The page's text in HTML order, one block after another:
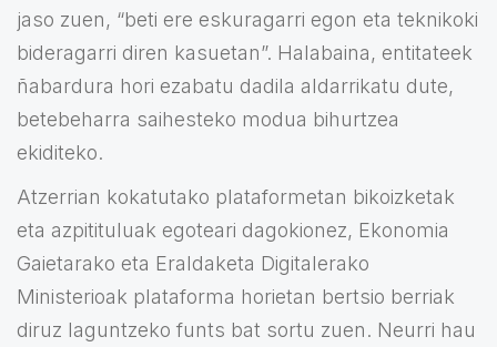
jaso zuen, “beti ere eskuragarri egon eta teknikoki
bideragarri diren kasuetan”. Halabaina, entitateek
ñabardura hori ezabatu dadila aldarrikatu dute,
betebeharra saihesteko modua bihurtzea
ekiditeko.
Atzerrian kokatutako plataformetan bikoizketak
eta azpitituluak egoteari dagokionez, Ekonomia
Gaietarako eta Eraldaketa Digitalerako
Ministerioak plataforma horietan bertsio berriak
diruz laguntzeko funts bat sortu zuen. Neurri hau